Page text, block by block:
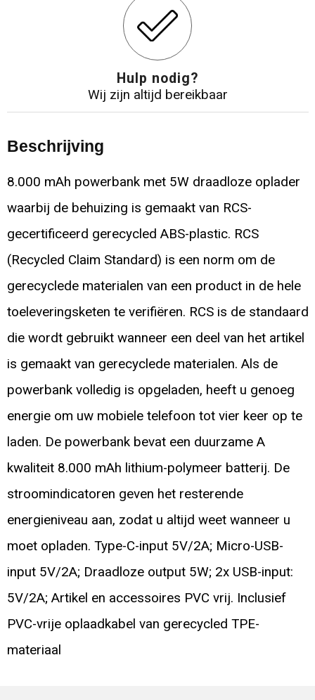
Hulp nodig?
Wij zijn altijd bereikbaar
Beschrijving
8.000 mAh powerbank met 5W draadloze oplader
waarbij de behuizing is gemaakt van RCS-
gecertificeerd gerecycled ABS-plastic. RCS
(Recycled Claim Standard) is een norm om de
gerecyclede materialen van een product in de hele
toeleveringsketen te verifiëren. RCS is de standaard
die wordt gebruikt wanneer een deel van het artikel
is gemaakt van gerecyclede materialen. Als de
powerbank volledig is opgeladen, heeft u genoeg
energie om uw mobiele telefoon tot vier keer op te
laden. De powerbank bevat een duurzame A
kwaliteit 8.000 mAh lithium-polymeer batterij. De
stroomindicatoren geven het resterende
energieniveau aan, zodat u altijd weet wanneer u
moet opladen. Type-C-input 5V/2A; Micro-USB-
input 5V/2A; Draadloze output 5W; 2x USB-input:
5V/2A; Artikel en accessoires PVC vrij. Inclusief
PVC-vrije oplaadkabel van gerecycled TPE-
materiaal